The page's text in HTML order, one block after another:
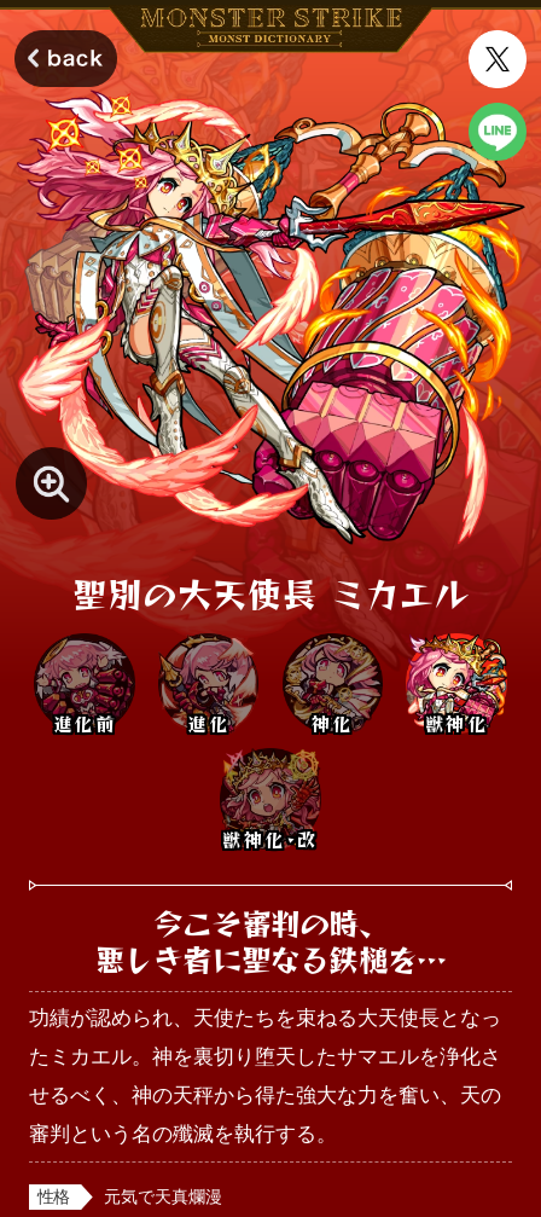
聖別の大天使長 ミカエル
進化前 進化 神化 獣神化
獣神化･改
今こそ審判の時、
悪しき者に聖なる鉄槌を…
功績が認められ、天使たちを束ねる大天使長となっ
たミカエル。神を裏切り堕天したサマエルを浄化さ
せるべく、神の天秤から得た強大な力を奮い、天の
審判という名の殲滅を執行する。
性格 元気で天真爛漫